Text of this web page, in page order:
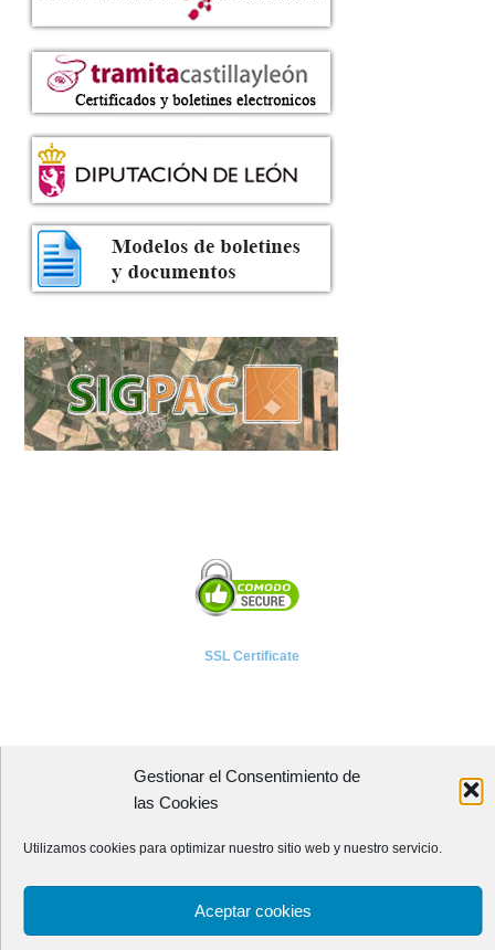
Gestionar el Consentimiento de
las Cookies
Utilizamos cookies para optimizar nuestro sitio web y nuestro servicio.
Aceptar cookies
SSL Certificate
A P I E T E L
Avenida Independencia, 4 - 5ª planta
24001 - LEÓN (España)